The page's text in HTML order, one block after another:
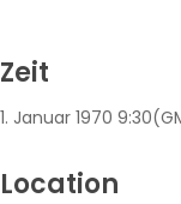
Zeit
1. Januar 1970 9:30
Location